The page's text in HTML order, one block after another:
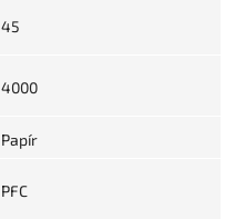
45
4000
Papír
PFC